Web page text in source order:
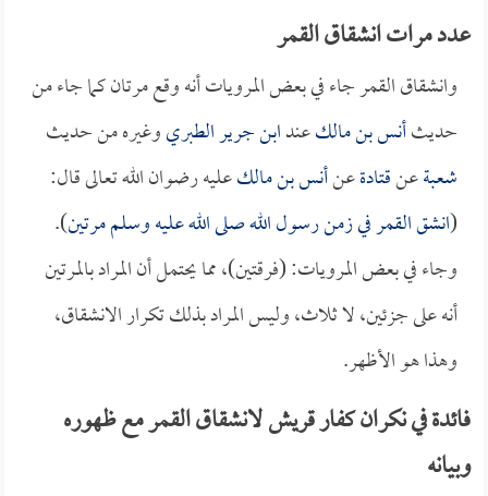
عدد مرات انشقاق القمر
وانشقاق القمر جاء في بعض المرويات أنه وقع مرتان كما جاء من
حديثأنس بن مالكعندابن جرير الطبريوغيره من حديث
شعبةعنقتادةعنأنس بن مالكعليه رضوان الله تعالى قال:
(انشق القمر في زمن رسول الله صلى الله عليه وسلم مرتين).
وجاء في بعض المرويات: (فرقتين)، مما يحتمل أن المراد بالمرتين
أنه على جزئين، لا ثلاث، وليس المراد بذلك تكرار الانشقاق،
وهذا هو الأظهر.
فائدة في نكران كفار قريش لانشقاق القمر مع ظهوره
وبيانه